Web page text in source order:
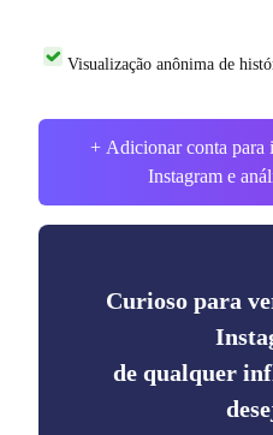
Visualização anônima de
+ Adicionar conta para
Instagram e
Curioso para
de qualquer